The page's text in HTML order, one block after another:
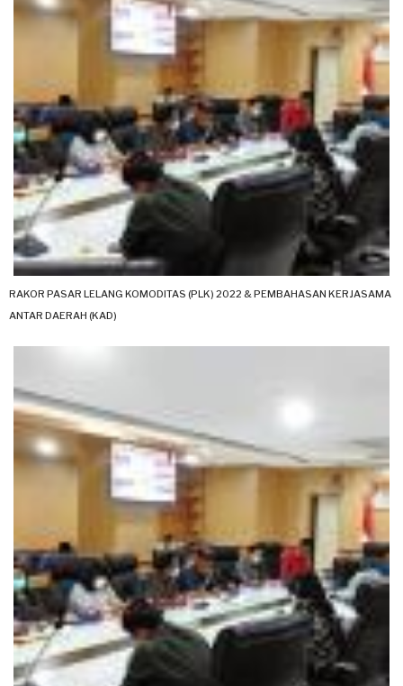
RAKOR PASAR LELANG KOMODITAS (PLK) 2022 & PEMBAHASAN KERJASAMA
ANTAR DAERAH (KAD)